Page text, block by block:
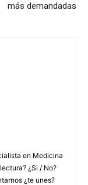
más demandadas
en Medicina
¿Si / No?
¿te unes?